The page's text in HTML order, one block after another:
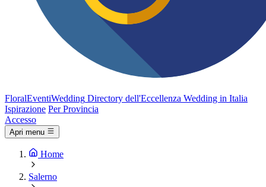
FloralEventiWedding Directory dell'Eccellenza Wedding in Italia
Ispirazione Per Provincia
Accesso
Apri menu
Home
Salerno